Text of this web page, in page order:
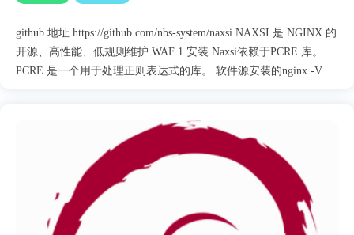
github 地址 https://github.com/nbs-system/naxsi NAXSI 是 NGINX 的
开源、高性能、低规则维护 WAF 1.安装 Naxsi依赖于PCRE 库。
PCRE 是一个用于处理正则表达式的库。 软件源安装的nginx -V没
system/naxsi/archive/1.3.tar.gz tar -xf 1.3.tar.gz 这边只需要naxsi的模
块,需要完全静态编译nginx + naxsi 可以参考Debian编译安装 编译
时加上 --add-module=../naxsi-1.3/naxsi_src ./configure --with-compat
--add-dynamic-module=../naxsi-1.3/naxsi_src make modules 2.配置 将
源码包下的naxsi-1.3/naxsi_config/naxsi_core.rules规则 n....